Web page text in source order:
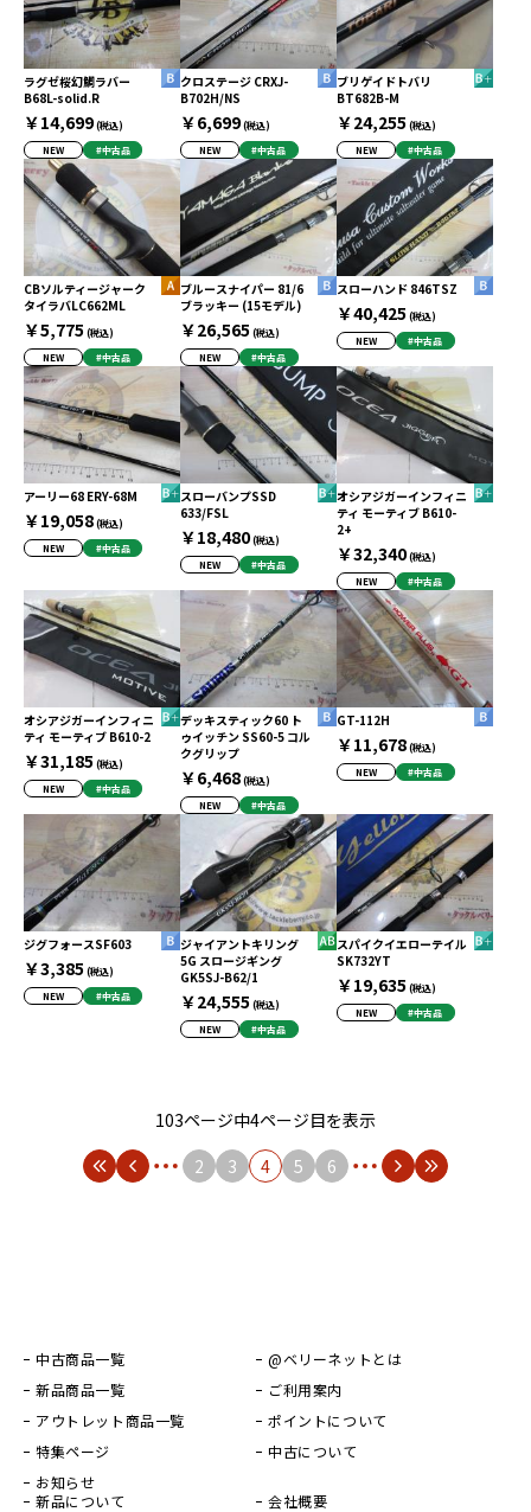
ラグゼ桜幻鯛ラバー
B68L-solid.R
￥14,699(税込)
NEW
#中古品
クロステージ CRXJ-
B702H/NS
￥6,699(税込)
NEW
#中古品
ブリゲイドトバリ
BT682B-M
￥24,255 (税込)
NEW
#中古品
CBソルティージャーク
タイラバLC662ML
￥5,775 (税込)
NEW
#中古品
ブルースナイパー 81/6
ブラッキー (15モデル)
￥26,565 (税込)
NEW
#中古品
スローハンド 846TSZ
￥40,425 (税込)
NEW
#中古品
アーリー68 ERY-68M
￥19,058(税込)
NEW
#中古品
スローバンプSSD
633/FSL
￥18,480(税込)
NEW
#中古品
オシアジガーインフィニ
ティ モーティブ B610-
2+
￥32,340(税込)
NEW
#中古品
オシアジガーインフィニ
ティ モーティブ B610-2
￥31,185 (税込)
NEW
#中古品
デッキスティック60 ト
ゥイッチン SS60-5 コル
クグリップ
￥6,468(税込)
NEW
#中古品
GT-112H
￥11,678(税込)
NEW
#中古品
ジグフォースSF603
￥3,385 (税込)
NEW
#中古品
ジャイアントキリング
5G スロージギング
GK5SJ-B62/1
￥24,555 (税込)
NEW
#中古品
スパイクイエローテイル
SK732YT
￥19,635 (税込)
NEW
#中古品
103ページ中4ページ目を表示
2
3 4 5 6
中古商品一覧
新品商品一覧
アウトレット商品一覧
特集ページ
お知らせ
@ベリーネットとは
ご利用案内
ポイントについて
中古について
新品について 会社概要